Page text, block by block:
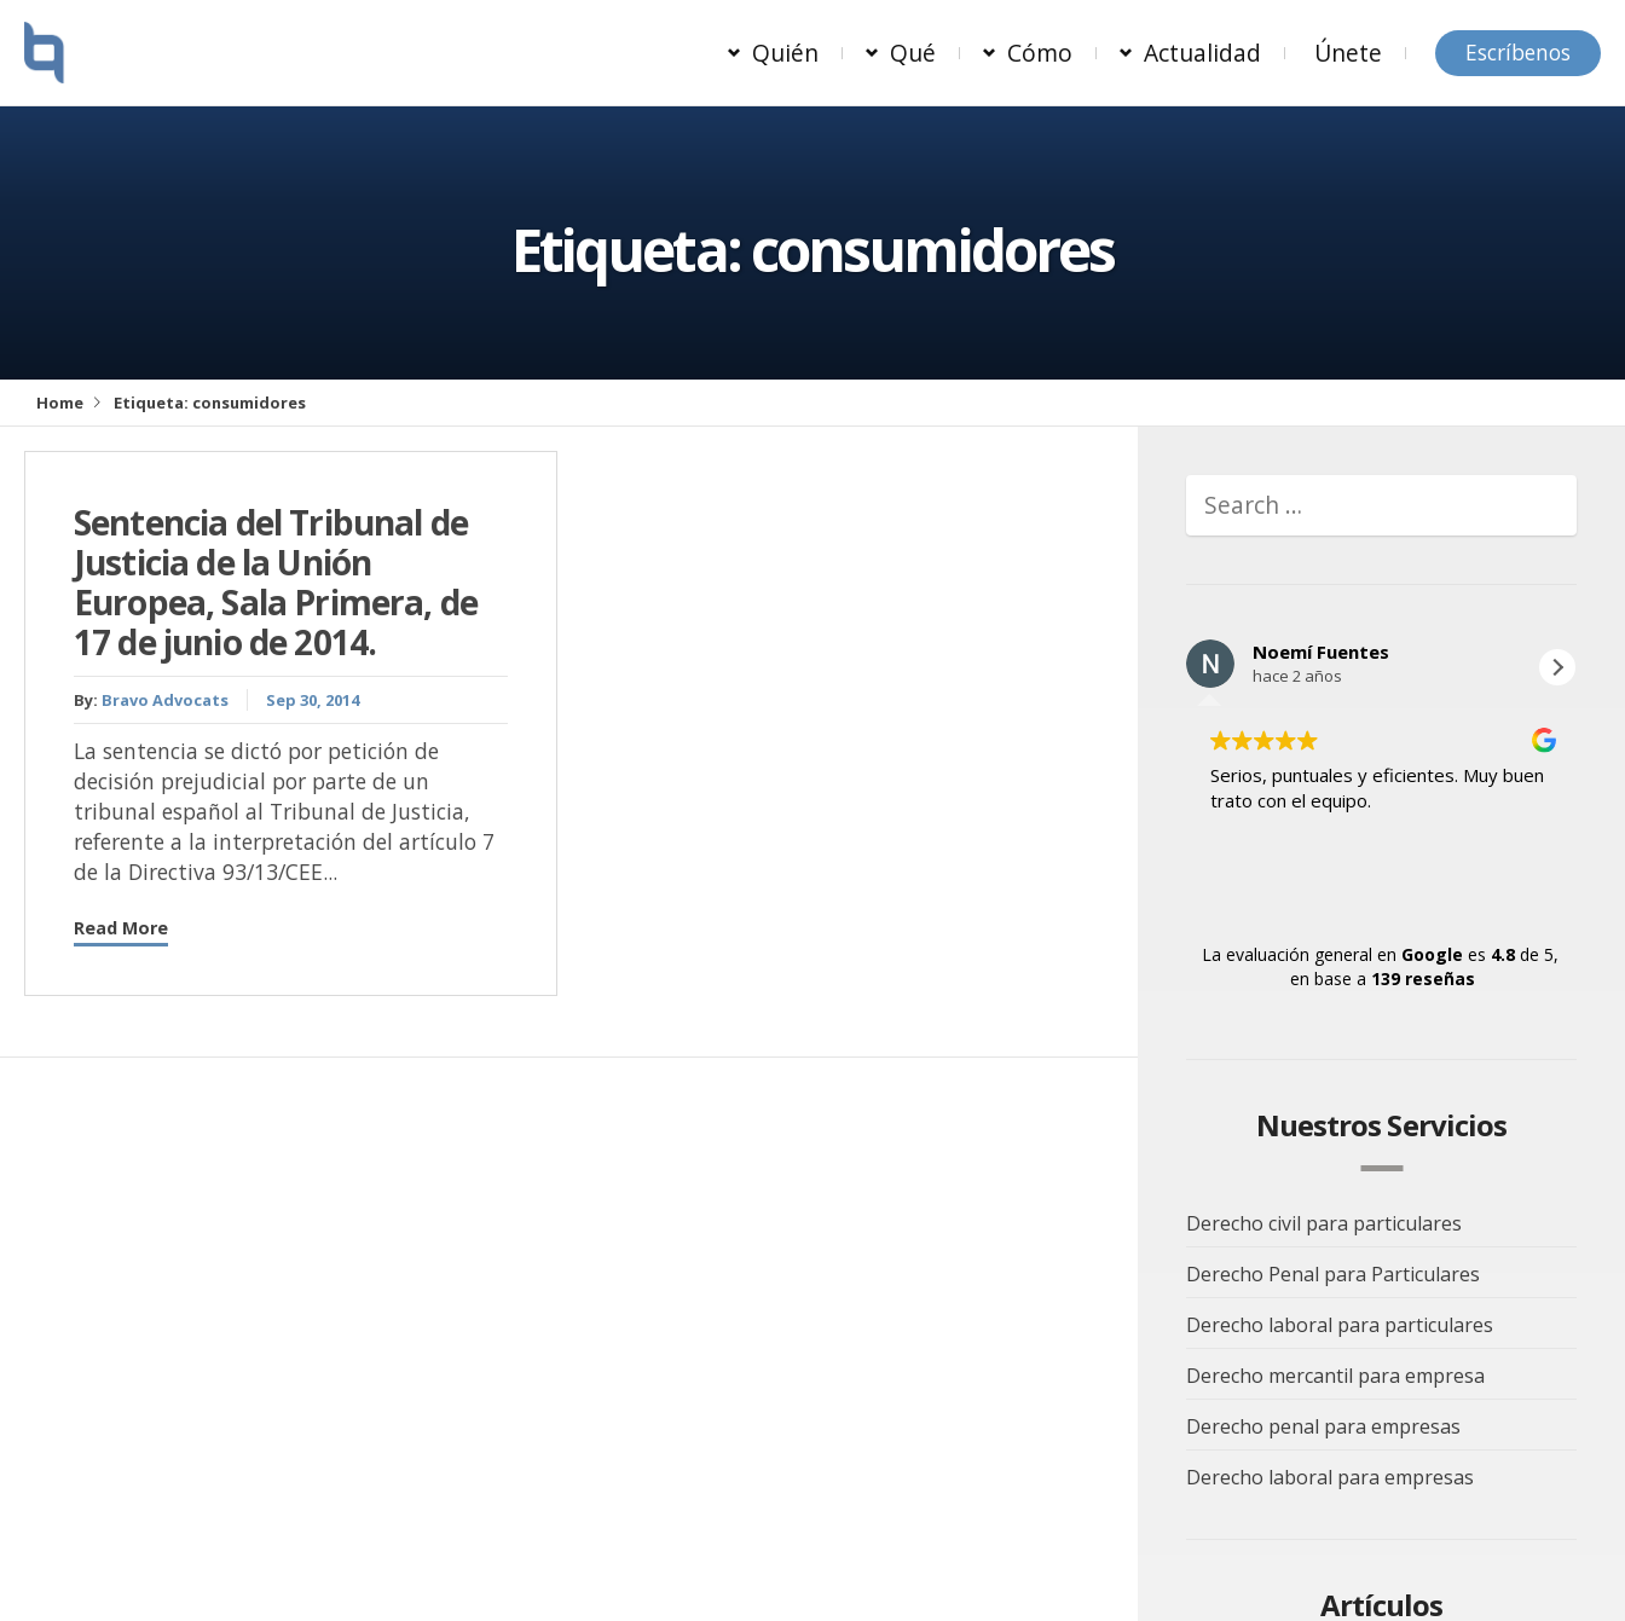
Quién Qué Cómo Actualidad Únete Escríbenos
Etiqueta:consumidores
Home Etiqueta: consumidores
Sentencia del Tribunal de
Justicia de la Unión
Europea, Sala Primera, de
17 de junio de 2014.
By: Bravo Advocats Sep 30, 2014
La sentencia se dictó por petición de
decisión prejudicial por parte de un
tribunal español al Tribunal de Justicia,
referente a la interpretación del artículo 7
de la Directiva 93/13/CEE...
Read More
Noemí Fuentes
hace 2 años
Serios, puntuales y eficientes. Muy buen
trato con el equipo.
La evaluación general en Google es 4.8 de 5,
en base a 139 reseñas
Nuestros Servicios
Derecho civil para particulares
Derecho Penal para Particulares
Derecho laboral para particulares
Derecho mercantil para empresa
Derecho penal para empresas
Derecho laboral para empresas
Artículos